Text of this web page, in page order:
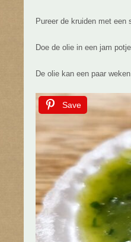
Pureer de kruiden met
Doe de olie in een jam
De olie kan een paar
Save